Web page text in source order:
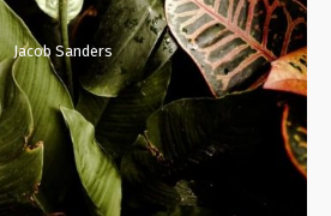
Jacob Sanders